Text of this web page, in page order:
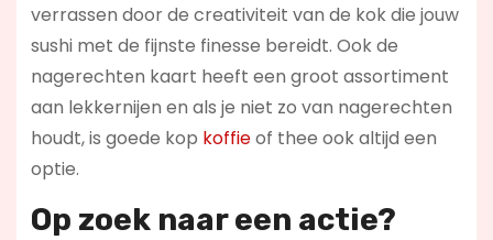
verrassen door de creativiteit van de kok die jouw
sushi met de fijnste finesse bereidt. Ook de
nagerechten kaart heeft een groot assortiment
aan lekkernijen en als je niet zo van nagerechten
houdt, is goede kop koffieof thee ook altijd een
optie.
Op zoek naar een actie?